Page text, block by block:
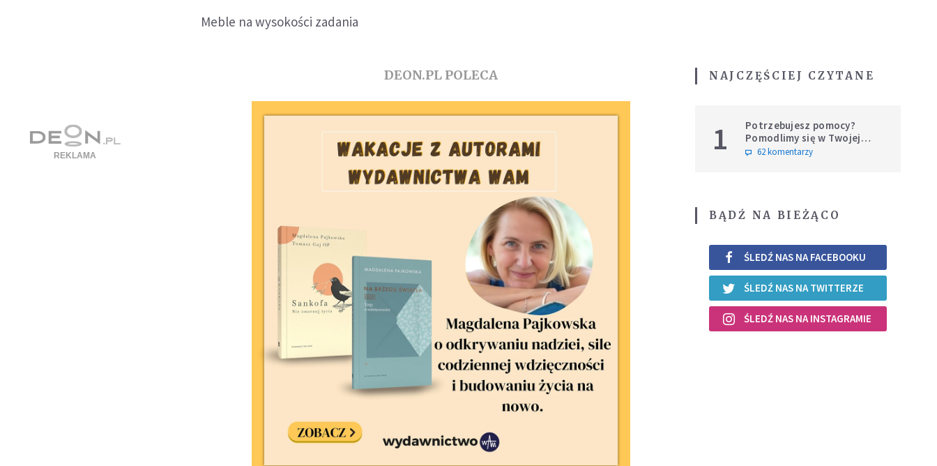
Meble na wysokości zadania
DEON.PL POLECA NAJCZĘŚCIEJ CZYTANE
1
Potrzebujesz pomocy?
Pomodlimy się w Twojej
intencji
62 komentarzy
BĄDŹ NA BIEŻĄCO
ŚLEDŹ NAS NA FACEBOOKU
ŚLEDŹ NAS NA TWITTERZE
ŚLEDŹ NAS NA INSTAGRAMIE